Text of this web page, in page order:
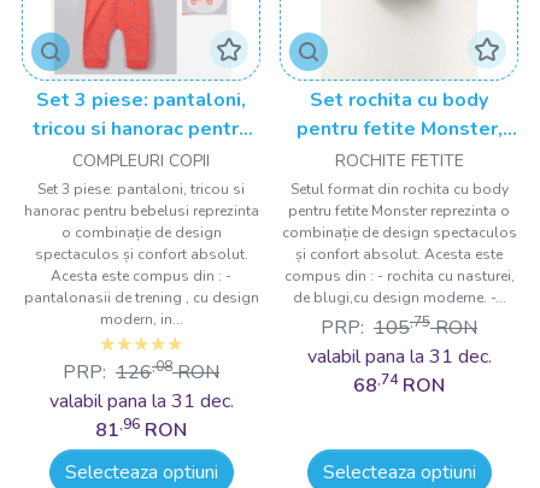
Set 3 piese: pantaloni,
tricou si hanorac pentru
bebelusi, Tongs baby
COMPLEURI COPII
Set 3 piese: pantaloni, tricou si
hanorac pentru bebelusi reprezinta
o combinație de design
spectaculos și confort absolut.
Acesta este compus din : -
pantalonasii de trening , cu design
modern, in...
PRP: 126,08 RON
valabil pana la 31 dec.
81,96 RON
Selecteaza optiuni
Set rochita cu body
pentru fetite Monster,
Tongs baby
ROCHITE FETITE
Setul format din rochita cu body
pentru fetite Monster reprezinta o
combinație de design spectaculos
și confort absolut. Acesta este
compus din : - rochita cu nasturei,
de blugi,cu design moderne. -...
PRP: 105,75 RON
valabil pana la 31 dec.
68,74 RON
Selecteaza optiuni